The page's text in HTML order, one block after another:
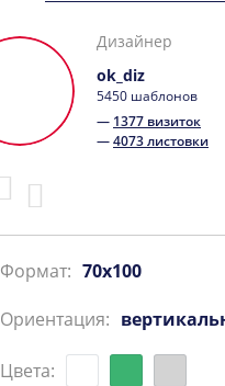
Дизайнер
ok_diz
5450 шаблонов
— 1377 визиток
—4073 листовки
Формат: 70x100
Ориентация:
Цвета: